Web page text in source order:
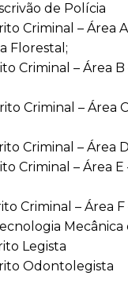
de Polícia
Criminal – Área
Florestal;
Criminal – Área
Criminal – Área
Criminal – Área
Criminal – Área E
Criminal – Área
Mecânica
Legista
Odontolegista